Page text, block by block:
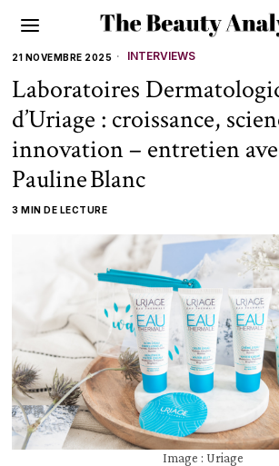
21 NOVEMBRE 2025 INTERVIEWS
Laboratoires
d’Uriage : croissance,
innovation – entretien
Pauline Blanc
3 MIN DE LECTURE
Image : Uriage